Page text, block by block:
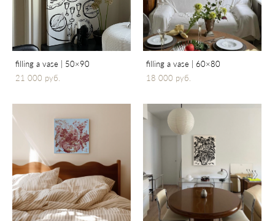
filling a vase | 50×90
21 000 pуб.
filling a vase | 60×80
18 000 pуб.